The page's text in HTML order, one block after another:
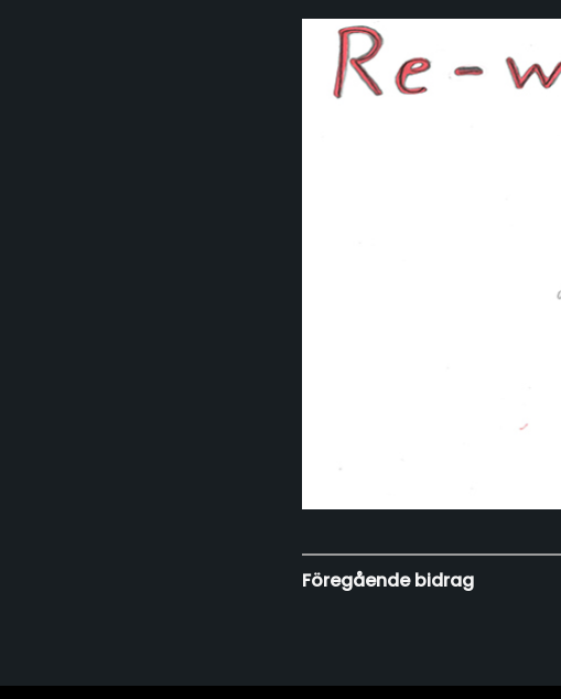
Föregående bidrag